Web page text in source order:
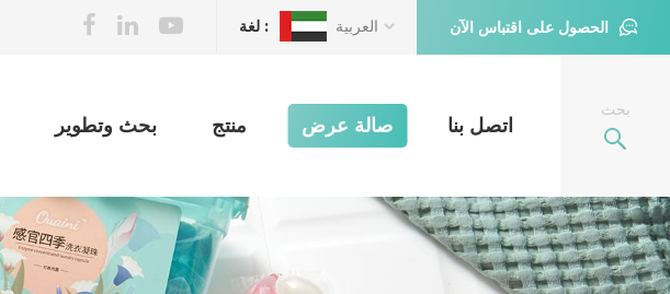
الحصول على اقتباس الآن لغة : العربية
بحث
بحث وتطوير منتج صالة عرض اتصل بنا